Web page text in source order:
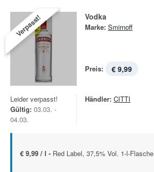
Verpasst! Vodka
Marke: Smirnoff
Preis: € 9,99
Leider verpasst!
Gültig: 03.03. -
04.03.
Händler: CITTI
€ 9,99 / l - Red Label, 37,5% Vol. 1-l-Flasche